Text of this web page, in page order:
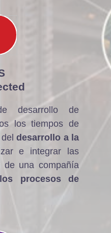
desarrollo de
los tiempos de
deldesarrollo a la
e integrar las
de una compañía
procesos de